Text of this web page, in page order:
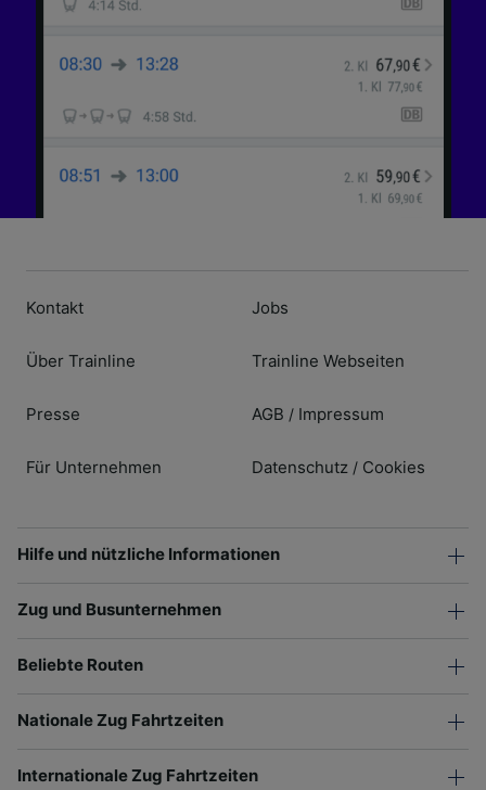
Kontakt
Über Trainline
Presse
Für Unternehmen
Jobs
Trainline Webseiten
AGB / Impressum
Datenschutz / Cookies
Hilfe und nützliche Informationen
Zug und Busunternehmen
Beliebte Routen
Nationale Zug Fahrtzeiten
Internationale Zug Fahrtzeiten